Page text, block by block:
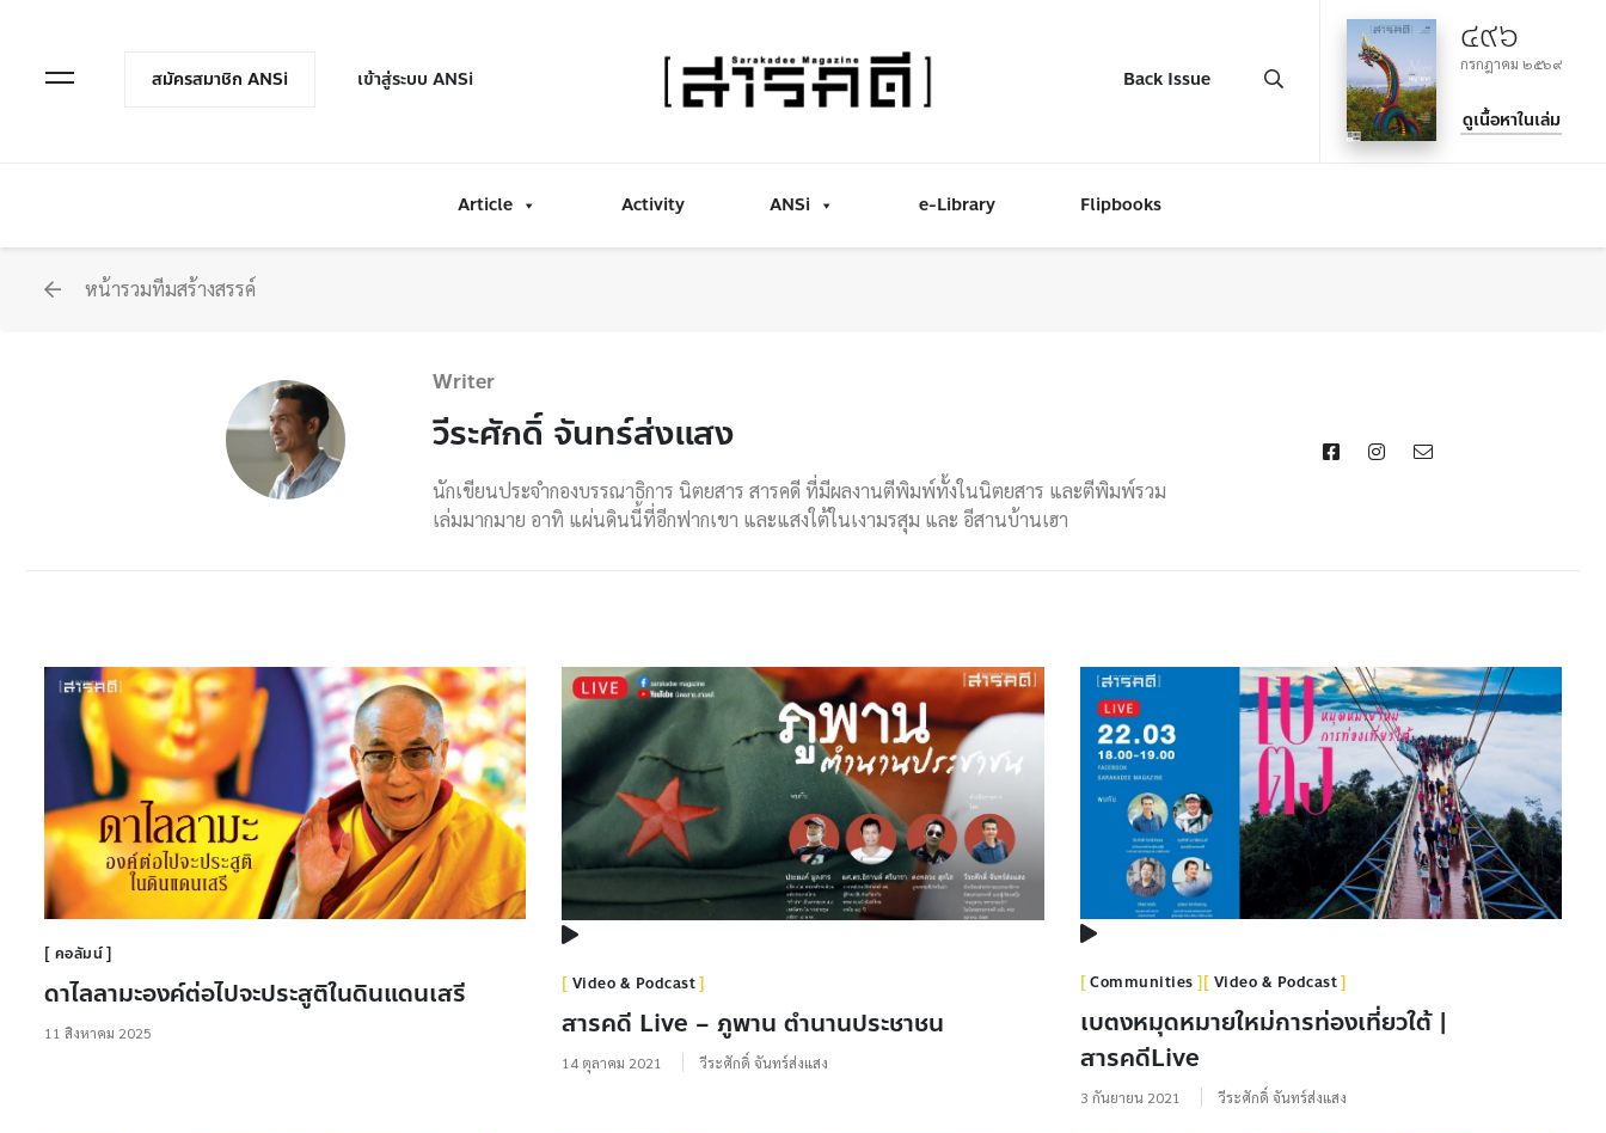
Open Menuสมัครสมาชิก ANSi เข้าสู่ระบบ ANSi Back Issue
๔๙๖
กรกฎาคม ๒๕๖๙
ดูเนื้อหาในเล่ม
Article Activity ANSi e-Library Flipbooks
หน้ารวมทีมสร้างสรรค์
Writer
วีระศักดิ์ จันทร์ส่งแสง
นักเขียนประจำกองบรรณาธิการ นิตยสาร สารคดี ที่มีผลงานตีพิมพ์ทั้งในนิตยสาร และตีพิมพ์รวม
เล่มมากมาย อาทิ แผ่นดินนี้ที่อีกฟากเขา และแสงใต้ในเงามรสุม และ อีสานบ้านเฮา
คอลัมน์
ดาไลลามะองค์ต่อไปจะประสูติในดินแดนเสรี
11 สิงหาคม 2025
Video & Podcast
สารคดี Live – ภูพาน ตำนานประชาชน
14 ตุลาคม 2021 วีระศักดิ์ จันทร์ส่งแสง
Communities Video & Podcast
เบตงหมุดหมายใหม่การท่องเที่ยวใต้ |
สารคดีLive
3 กันยายน 2021 วีระศักดิ์ จันทร์ส่งแสง